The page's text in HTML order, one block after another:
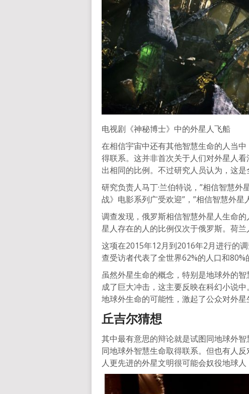
电视剧《神秘博士》中的外星人飞船
在相信宇宙中还有其他智慧生命的人当
得联系。这并非首次关于人们对外星人
出相同的比例。不过研究人员认为，这是
研究负责人马丁·兰伯特说，”相信智慧
战》电影系列广受欢迎”，”相信智慧外星
调查发现，俄罗斯相信智慧外星人生命
星人存在的人的比例仅次于俄罗斯。荷兰
这项在2015年12月到2016年2月进行的
查受访者代表了全世界62%的人口和80%
虽然外星生命的概念，特别是地球外的
成了巨大冲击，这主要反映在科幻小说
地球外生命的可能性，激起了公众对外星
丘吉尔猜想
其中最有意思的辩论就是试图同地球外
同地球外智慧生命取得联系。但也有人
人更先进的外星文明很可能会奴役地球人